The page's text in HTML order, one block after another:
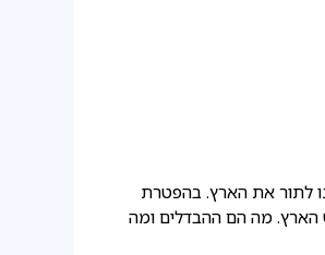
לתור את הארץ. בהפטרת
הארץ. מה הם ההבדלים ומה